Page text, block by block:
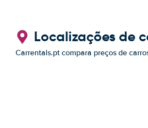
Localizações de
Carrentals.pt compara preços de